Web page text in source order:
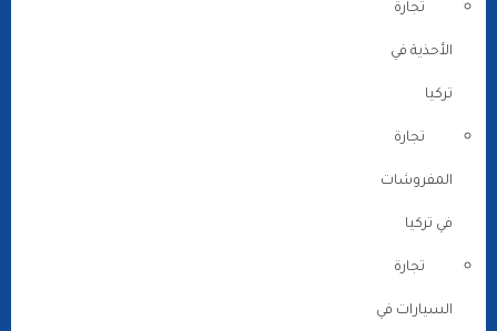
تجارة
الأحذية في
تركيا
تجارة
المفروشات
في تركيا
تجارة
السيارات في